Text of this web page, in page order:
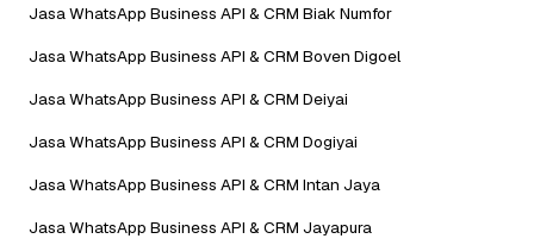
Jasa WhatsApp Business API & CRM Biak Numfor
Jasa WhatsApp Business API & CRM Boven Digoel
Jasa WhatsApp Business API & CRM Deiyai
Jasa WhatsApp Business API & CRM Dogiyai
Jasa WhatsApp Business API & CRM Intan Jaya
Jasa WhatsApp Business API & CRM Jayapura